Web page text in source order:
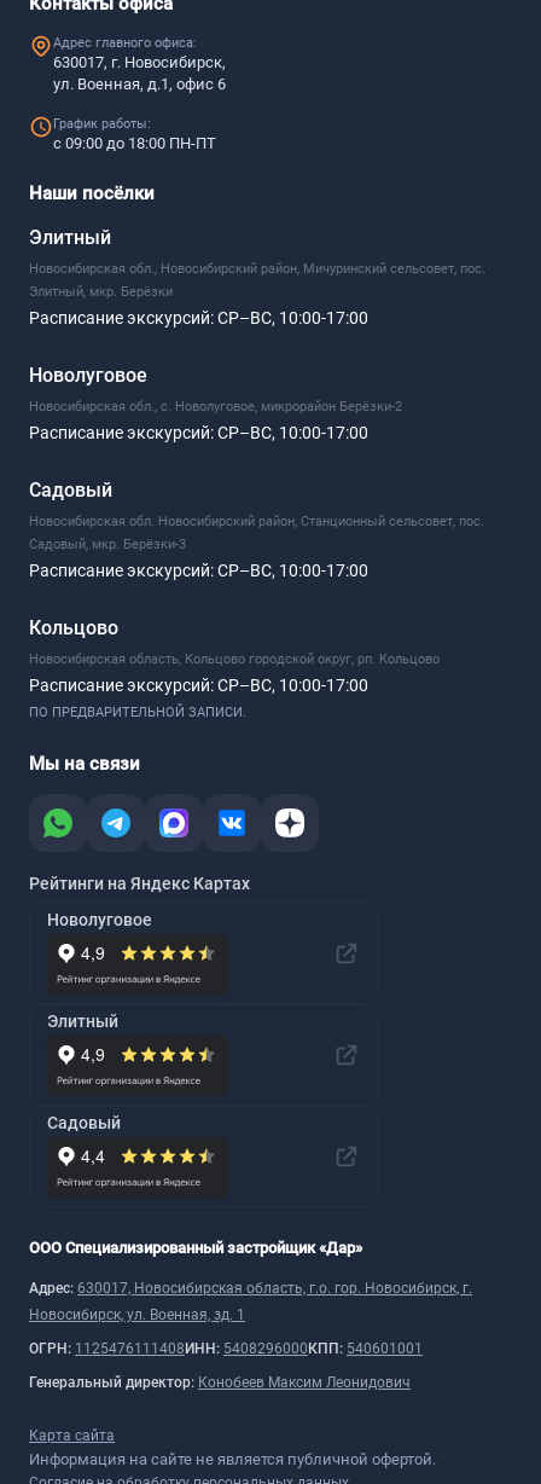
Адрес главного офиса:
630017, г. Новосибирск,
ул. Военная, д.1, офис 6
График работы:
с 09:00 до 18:00 ПН-ПТ
Наши посёлки
Элитный
Новосибирская обл., Новосибирский район, Мичуринский сельсовет, пос.
Элитный, мкр. Берёзки
Расписание экскурсий:СР–ВС, 10:00-17:00
Новолуговое
Новосибирская обл., с. Новолуговое, микрорайон Берёзки-2
Расписание экскурсий:СР–ВС, 10:00-17:00
Садовый
Новосибирская обл. Новосибирский район, Станционный сельсовет, пос.
Садовый, мкр. Берёзки-3
Расписание экскурсий:СР–ВС, 10:00-17:00
Кольцово
Новосибирская область, Кольцово городской округ, рп. Кольцово
Расписание экскурсий:СР–ВС, 10:00-17:00
ПО ПРЕДВАРИТЕЛЬНОЙ ЗАПИСИ.
Мы на связи
Рейтинги на Яндекс Картах
Новолуговое
Элитный
Садовый
ООО Специализированный застройщик «Дар»
Адрес: 630017, Новосибирская область, г.о. гор. Новосибирск, г.
Новосибирск, ул. Военная, зд. 1
ОГРН: 1125476111408 ИНН: 5408296000 КПП: 540601001
Генеральный директор: Конобеев Максим Леонидович
Карта сайта
Информация на сайте не является публичной офертой.